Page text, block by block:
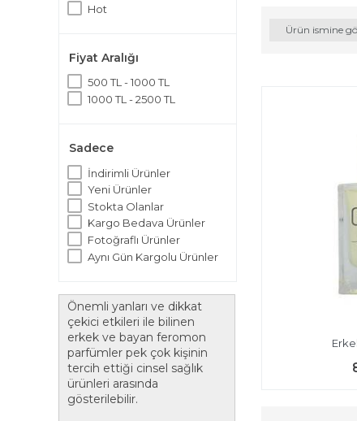
Hot
Fiyat Aralığı
500 TL - 1000 TL
1000 TL - 2500 TL
Sadece
İndirimli Ürünler
Yeni Ürünler
Stokta Olanlar
Kargo Bedava Ürünler
Fotoğraflı Ürünler
Aynı Gün Kargolu Ürünler
Önemli yanları ve dikkat
çekici etkileri ile bilinen
erkek ve bayan feromon
parfümler pek çok kişinin
tercih ettiği cinsel sağlık
ürünleri arasında
gösterilebilir.
Ürün ismine